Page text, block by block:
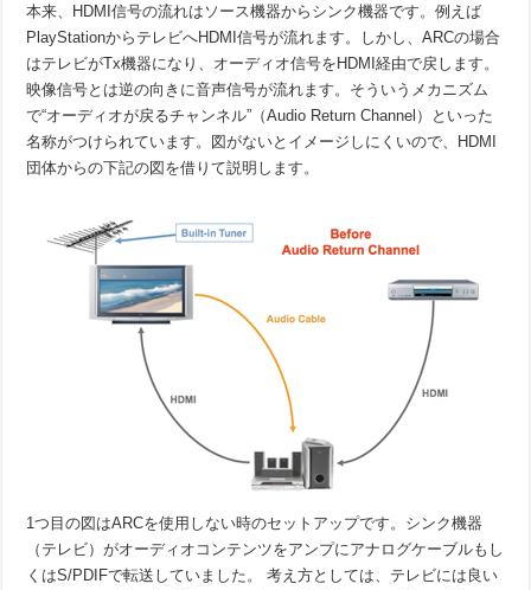
本来、HDMI信号の流れはソース機器からシンク機器です。例えば
PlayStationからテレビへHDMI信号が流れます。しかし、ARCの場合
はテレビがTx機器になり、オーディオ信号をHDMI経由で戻します。
映像信号とは逆の向きに音声信号が流れます。そういうメカニズム
で“オーディオが戻るチャンネル”（Audio Return Channel）といった
名称がつけられています。図がないとイメージしにくいので、HDMI
団体からの下記の図を借りて説明します。
1つ目の図はARCを使用しない時のセットアップです。シンク機器
（テレビ）がオーディオコンテンツをアンプにアナログケーブルもし
くはS/PDIFで転送していました。 考え方としては、テレビには良い